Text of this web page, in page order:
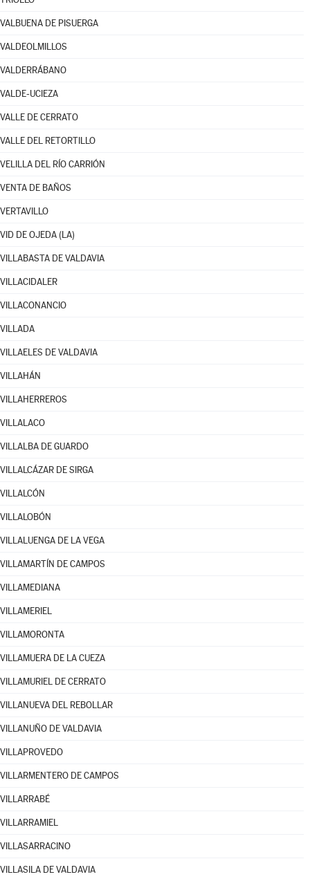
VALBUENA DE PISUERGA
VALDEOLMILLOS
VALDERRÁBANO
VALDE-UCIEZA
VALLE DE CERRATO
VALLE DEL RETORTILLO
VELILLA DEL RÍO CARRIÓN
VENTA DE BAÑOS
VERTAVILLO
VID DE OJEDA (LA)
VILLABASTA DE VALDAVIA
VILLACIDALER
VILLACONANCIO
VILLADA
VILLAELES DE VALDAVIA
VILLAHÁN
VILLAHERREROS
VILLALACO
VILLALBA DE GUARDO
VILLALCÁZAR DE SIRGA
VILLALCÓN
VILLALOBÓN
VILLALUENGA DE LA VEGA
VILLAMARTÍN DE CAMPOS
VILLAMEDIANA
VILLAMERIEL
VILLAMORONTA
VILLAMUERA DE LA CUEZA
VILLAMURIEL DE CERRATO
VILLANUEVA DEL REBOLLAR
VILLANUÑO DE VALDAVIA
VILLAPROVEDO
VILLARMENTERO DE CAMPOS
VILLARRABÉ
VILLARRAMIEL
VILLASARRACINO
VILLASILA DE VALDAVIA